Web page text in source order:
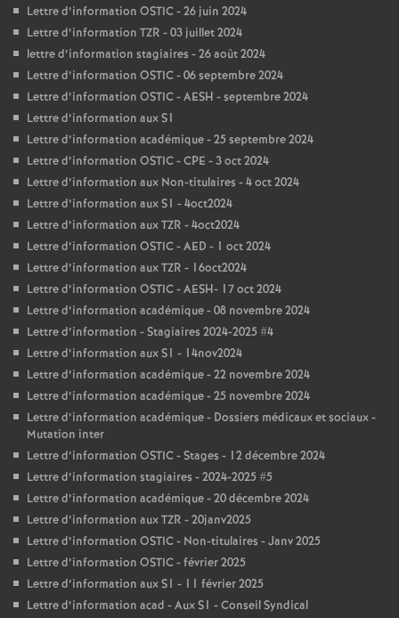
Lettre d’information OSTIC - 26 juin 2024
Lettre d’information TZR - 03 juillet 2024
lettre d’information stagiaires - 26 août 2024
Lettre d’information OSTIC - 06 septembre 2024
Lettre d’information OSTIC - AESH - septembre 2024
Lettre d’information aux S1
Lettre d’information académique - 25 septembre 2024
Lettre d’information OSTIC - CPE - 3 oct 2024
Lettre d’information aux Non-titulaires - 4 oct 2024
Lettre d’information aux S1 - 4oct2024
Lettre d’information aux TZR - 4oct2024
Lettre d’information OSTIC - AED - 1 oct 2024
Lettre d’information aux TZR - 16oct2024
Lettre d’information OSTIC - AESH- 17 oct 2024
Lettre d’information académique - 08 novembre 2024
Lettre d’information - Stagiaires 2024-2025 #4
Lettre d’information aux S1 - 14nov2024
Lettre d’information académique - 22 novembre 2024
Lettre d’information académique - 25 novembre 2024
Lettre d’information académique - Dossiers médicaux et sociaux -
Mutation inter
Lettre d’information OSTIC - Stages - 12 décembre 2024
Lettre d’information stagiaires - 2024-2025 #5
Lettre d’information académique - 20 décembre 2024
Lettre d’information aux TZR - 20janv2025
Lettre d’information OSTIC - Non-titulaires - Janv 2025
Lettre d’information OSTIC - février 2025
Lettre d’information aux S1 - 11 février 2025
Lettre d’information acad - Aux S1 - Conseil Syndical